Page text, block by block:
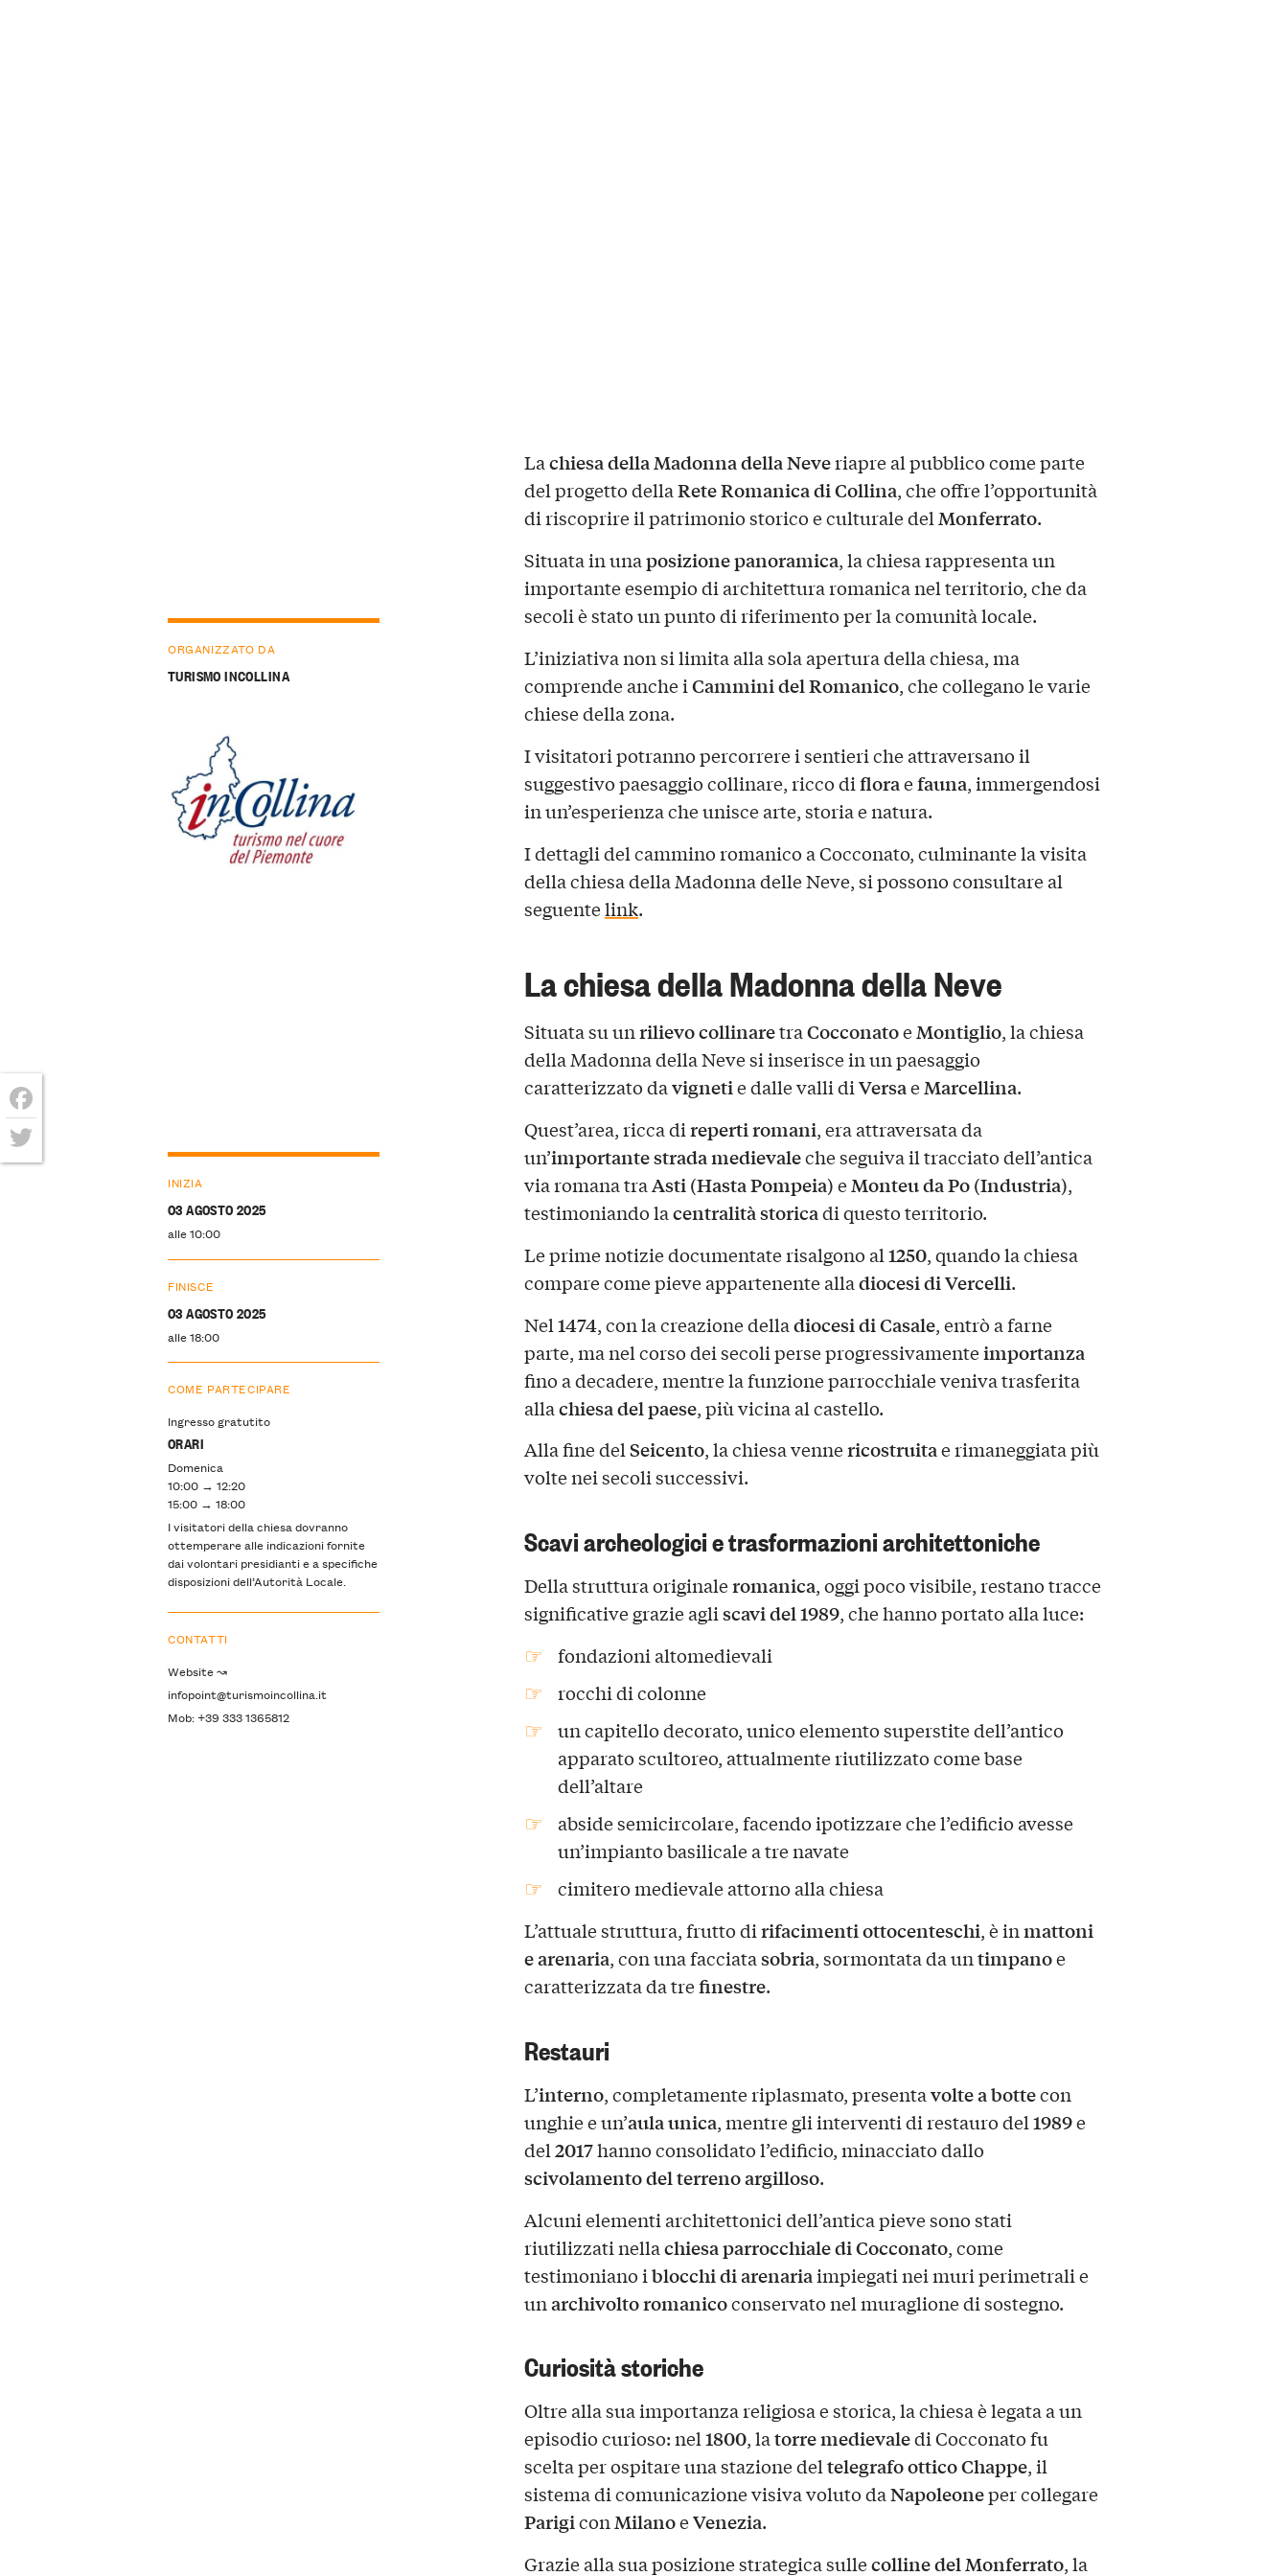
Lachiesa della Madonna della Neveriapre al pubblico come parte
del progetto dellaRete Romanica di Collina, che offre l’opportunità
di riscoprire il patrimonio storico e culturale delMonferrato.
Situata in unaposizione panoramica, la chiesa rappresenta un
importante esempio di architettura romanica nel territorio, che da
secoli è stato un punto di riferimento per la comunità locale.
L’iniziativa non si limita alla sola apertura della chiesa, ma
comprende anche iCammini del Romanico, che collegano le varie
chiese della zona.
I visitatori potranno percorrere i sentieri che attraversano il
suggestivo paesaggio collinare, ricco difloraefauna, immergendosi
in un’esperienza che unisce arte, storia e natura.
I dettagli del cammino romanico a Cocconato, culminante la visita
della chiesa della Madonna delle Neve, si possono consultare al
seguentelink.
La chiesa della Madonna della Neve
Situata su unrilievo collinaretraCocconatoeMontiglio, la chiesa
della Madonna della Neve si inserisce in un paesaggio
caratterizzato davignetie dalle valli diVersaeMarcellina.
Quest’area, ricca direperti romani, era attraversata da
un’importante strada medievaleche seguiva il tracciato dell’antica
via romana traAsti (Hasta Pompeia)eMonteu da Po (Industria),
testimoniando lacentralità storicadi questo territorio.
Le prime notizie documentate risalgono al1250, quando la chiesa
compare come pieve appartenente alladiocesi di Vercelli.
Nel1474, con la creazione delladiocesi di Casale, entrò a farne
parte, ma nel corso dei secoli perse progressivamenteimportanza
fino a decadere, mentre la funzione parrocchiale veniva trasferita
allachiesa del paese, più vicina al castello.
Alla fine delSeicento, la chiesa vennericostruitae rimaneggiata più
volte nei secoli successivi.
Scavi archeologici e trasformazioni architettoniche
Della struttura originaleromanica, oggi poco visibile, restano tracce
significative grazie agliscavi del 1989, che hanno portato alla luce:
fondazioni altomedievali
rocchi di colonne
un capitello decorato, unico elemento superstite dell’antico
apparato scultoreo, attualmente riutilizzato come base
dell’altare
abside semicircolare, facendo ipotizzare che l’edificio avesse
un’impianto basilicale a tre navate
cimitero medievale attorno alla chiesa
L’attuale struttura, frutto dirifacimenti ottocenteschi, è inmattoni
e arenaria, con una facciatasobria, sormontata da untimpanoe
caratterizzata da trefinestre.
Restauri
L’interno, completamente riplasmato, presentavolte a bottecon
unghie e un’aula unica, mentre gli interventi di restauro del1989e
del2017hanno consolidato l’edificio, minacciato dallo
scivolamento del terreno argilloso.
Alcuni elementi architettonici dell’antica pieve sono stati
riutilizzati nellachiesa parrocchiale di Cocconato, come
testimoniano iblocchi di arenariaimpiegati nei muri perimetrali e
unarchivolto romanicoconservato nel muraglione di sostegno.
Curiosità storiche
Oltre alla sua importanza religiosa e storica, la chiesa è legata a un
episodio curioso: nel1800, latorre medievaledi Cocconato fu
scelta per ospitare una stazione deltelegrafo ottico Chappe, il
sistema di comunicazione visiva voluto daNapoleoneper collegare
ParigiconMilanoeVenezia.
Grazie alla sua posizione strategica sullecolline del Monferrato, la
ORGANIZZATO DA
TURISMO INCOLLINA
INIZIA
03 AGOSTO 2025
alle 10:00
FINISCE
03 AGOSTO 2025
alle 18:00
COME PARTECIPARE
Ingresso gratutito
ORARI
Domenica
10:00 → 12:20
15:00 → 18:00
I visitatori della chiesa dovranno
ottemperare alle indicazioni fornite
dai volontari presidianti e a specifiche
disposizioni dell’Autorità Locale.
CONTATTI
Website ↝
infopoint@turismoincollina.it
Mob: +39 333 1365812
Facebook
Twitter